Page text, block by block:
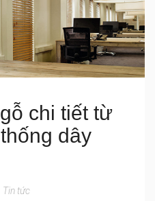
chi tiết từ
dây
Tin tức